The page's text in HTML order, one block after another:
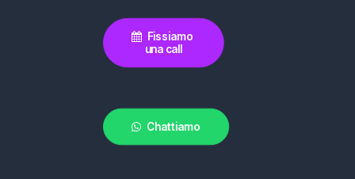
Fissiamo
una call
Chattiamo